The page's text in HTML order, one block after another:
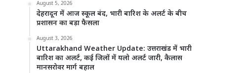
August 5, 2026
देहरादून में आज स्कूल बंद, भारी बारिश के अलर्ट के बीच
प्रशासन का बड़ा फैसला
August 3, 2026
Uttarakhand Weather Update: उत्तराखंड में भारी
बारिश का अलर्ट, कई जिलों में यलो अलर्ट जारी, कैलास
मानसरोवर मार्ग बहाल